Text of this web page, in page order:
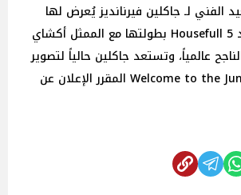
الفني لـ جاكلين فيرنانديز يُعرض لها
حالياً فيلمها الجديد Housefull 5 بطولتها مع الممثل أكشاي
عالمياً، وتستعد جاكلين حالياً لتصوير
فيلمها الجديد Welcome to the Jungle المقرر الإعلان عن